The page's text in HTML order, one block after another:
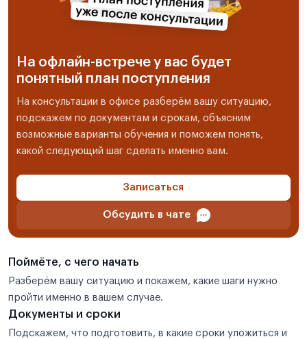
На офлайн-встрече у вас будет
понятный план поступления
На консультации в офисе разберём вашу ситуацию,
подскажем по документам и срокам, объясним
возможные варианты обучения и поможем понять,
какой следующий шаг сделать именно вам.
Записаться
Обсудить в чате
Поймёте, с чего начать
Разберём вашу ситуацию и покажем, какие шаги нужно
пройти именно в вашем случае.
Документы и сроки
Подскажем, что подготовить, в какие сроки уложиться и